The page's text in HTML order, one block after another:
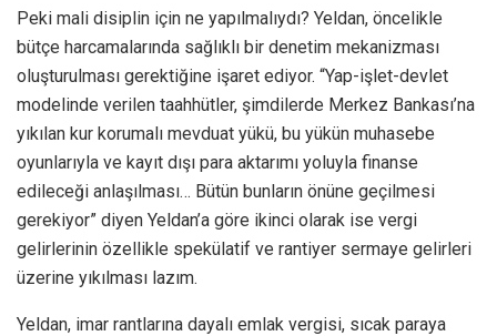
Peki mali disiplin için ne yapılmalıydı? Yeldan, öncelikle
bütçe harcamalarında sağlıklı bir denetim mekanizması
oluşturulması gerektiğine işaret ediyor. “Yap-işlet-devlet
modelinde verilen taahhütler, şimdilerde Merkez Bankası’na
yıkılan kur korumalı mevduat yükü, bu yükün muhasebe
oyunlarıyla ve kayıt dışı para aktarımı yoluyla finanse
edileceği anlaşılması… Bütün bunların önüne geçilmesi
gerekiyor” diyen Yeldan’a göre ikinci olarak ise vergi
gelirlerinin özellikle spekülatif ve rantiyer sermaye gelirleri
üzerine yıkılması lazım.
Yeldan, imar rantlarına dayalı emlak vergisi, sıcak paraya